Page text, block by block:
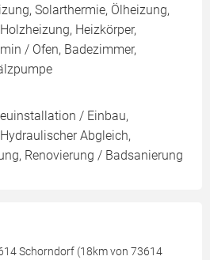
Solarthermie, Ölheizung,
Heizkörper,
/ Ofen, Badezimmer,
/ Einbau,
Abgleich,
Renovierung / Badsanierung
Schorndorf (18km von 73614